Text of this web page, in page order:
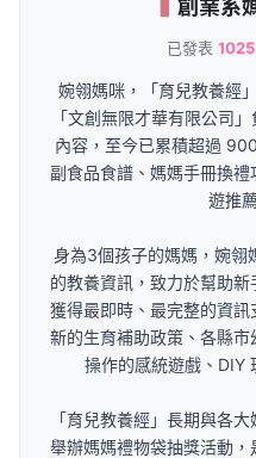
創業系
已發表 1025
婉翎媽咪，「育兒教養經
「文創無限才華有限公司
內容，至今已累積超過
副食品食譜、媽媽手冊換
遊推
身為3個孩子的媽媽，婉翎
的教養資訊，致力於幫助
獲得最即時、最完整的資
新的生育補助政策、各縣
操作的感統遊戲、DIY
「育兒教養經」長期與各
舉辦媽媽禮物袋抽獎活動